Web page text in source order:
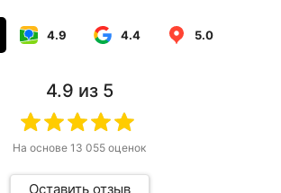
4.9 4.4 5.0
4.9 из 5
На основе 13 055 оценок
Оставить отзыв